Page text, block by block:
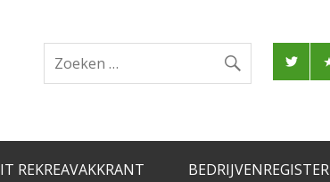
REKREAVAKKRANT BEDRIJVENREGISTER